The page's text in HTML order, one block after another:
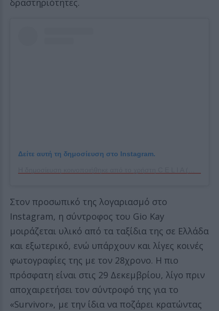
δραστηριότητες.
Δείτε αυτή τη δημοσίευση στο Instagram.
Στον προσωπικό της λογαριασμό στο
Instagram, η σύντροφος του Gio Kay
μοιράζεται υλικό από τα ταξίδια της σε Ελλάδα
και εξωτερικό, ενώ υπάρχουν και λίγες κοινές
φωτογραφίες της με τον 28χρονο. Η πιο
πρόσφατη είναι στις 29 Δεκεμβρίου, λίγο πριν
αποχαιρετήσει τον σύντροφό της για το
«Survivor», με την ίδια να ποζάρει κρατώντας